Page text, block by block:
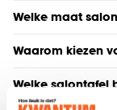
Welke maat
Waarom kiezen
Welke salontafel